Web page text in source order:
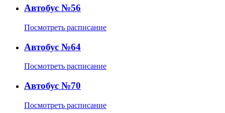
Автобус №56
Посмотреть расписание
Автобус №64
Посмотреть расписание
Автобус №70
Посмотреть расписание